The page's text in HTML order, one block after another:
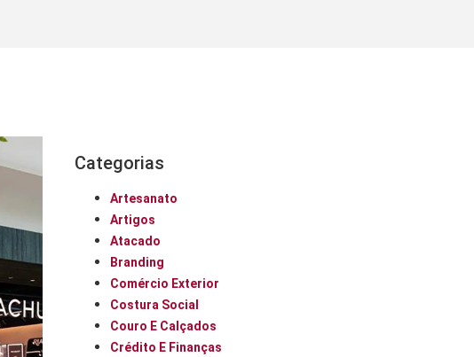
Categorias
Artesanato
Artigos
Atacado
Branding
Comércio Exterior
Costura Social
Couro E Calçados
Crédito E Finanças